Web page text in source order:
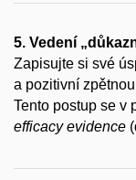
5. Vedení
Zapisujte si své
a pozitivní
Tento postup se v
efficacy evidence